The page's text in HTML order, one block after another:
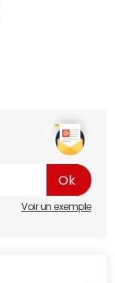
Voir un exemple